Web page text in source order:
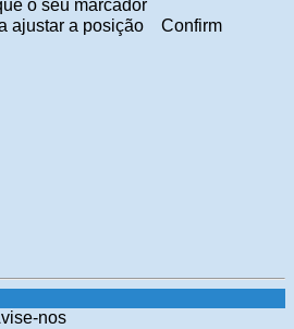
o seu marcador
ajustar a posição
Confirm
nos